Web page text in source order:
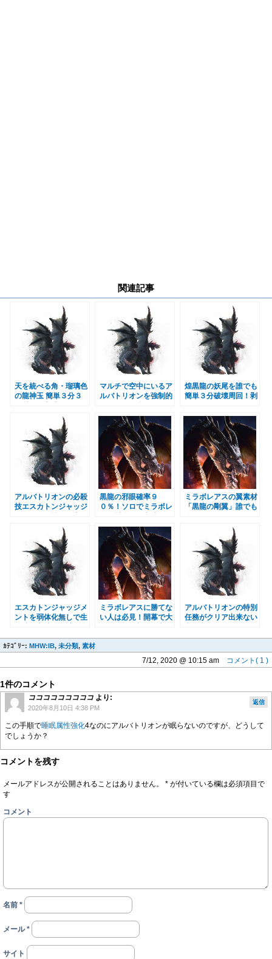
関連記事
天を統べる角・瑠璃色
の龍神玉 簡単３分３
ＩＢモンハンワールド
マルチで空中にいるア
ルバトリオンを強制的
結晶 ＭＨＷＩＢモン
ハンワールドアイスボ
ーン
煌黒龍の妖尾を誰でも
簡単３分破壊周回！剥
ＷＩＢモンハンワール
ドアイスボーン
アルバトリオンの必殺
技エスカトンジャッジ
は？広域化や早食いは
有効なのか ＭＨＷＩ
Ｂモンハンワールドア
イスボーン
黒龍の邪眼確率９
０％！ソロでミラボレ
ＨＷＩＢモンハンワー
ルドアイスボーン
ミラボレアスの翼素材
「黒龍の剛翼」誰でも
回 ＭＨＷＩＢモンハ
ンワールドアイスボー
エスカトンジャッジメ
ントを弱体化無しで生
ージはいくつ？癒しの
煙筒の重複 ＭＨＷＩ
イスボーン
ミラボレアスに勝てな
い人は必見！開幕で大
法 ＭＨＷＩＢモンハ
アルバトリオンの特別
任務がクリア出来ない
仕組み・装備・スキル
ハンワールドアイスボ
ーン
ｶﾃｺﾞﾘｰ: MHW:IB, 未分類, 素材
7/12, 2020 @ 10:15 am コメント( 1 )
1件のコメント
コココココココココ より:
2020年8月10日 4:38 PM
この手順で睡眠属性強化4なのにアルバトリオンが眠らないのですが、どうして
でしょうか？
返信
コメントを残す
メールアドレスが公開されることはありません。 * が付いている欄は必須項目で
す
コメント
名前 *
メール*
サイト